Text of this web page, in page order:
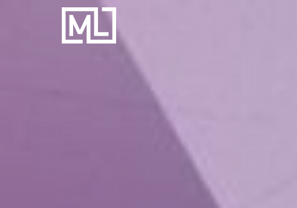
Businesscoach
voor